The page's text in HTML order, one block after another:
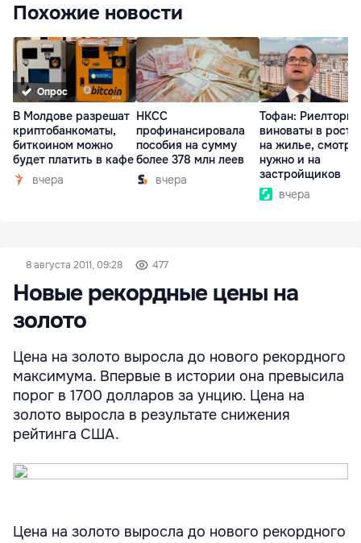
Похожие новости
Опрос
В Молдове разрешат
криптобанкоматы,
биткоином можно
будет платить в кафе
вчера
НКСС
профинансировала
пособия на сумму
более 378 млн леев
вчера
Тофан: Риелторы
виноваты в росте
на жилье,
нужно и на
застройщиков
вчера
8 августа 2011, 09:28 477
Новые рекордные цены на
золото
Цена на золото выросла до нового рекордного
максимума. Впервые в истории она превысила
порог в 1700 долларов за унцию. Цена на
золото выросла в результате снижения
рейтинга США.
Цена на золото выросла до нового рекордного